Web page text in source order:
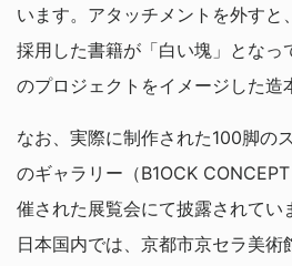
います。アタッチメントを外すと
採用した書籍が「白い塊」となっ
のプロジェクトをイメージした造
なお、実際に制作された100脚の
のギャラリー（B1OCK
催された展覧会にて披露されてい
日本国内では、京都市京セラ美